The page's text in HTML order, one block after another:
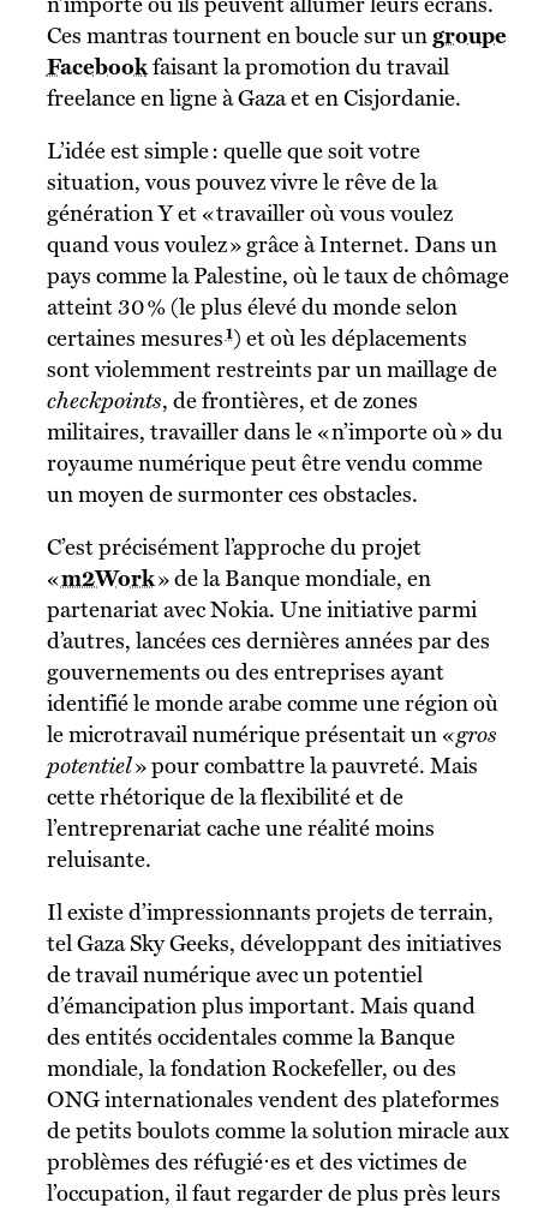
Ces mantras tournent en boucle sur ungroupe
Facebookfaisant la promotion du travail
freelance en ligne à Gaza et en Cisjordanie.
L’idée est simple : quelle que soit votre
situation, vous pouvez vivre le rêve de la
génération Y et « travailler où vous voulez
quand vous voulez » grâce à Internet. Dans un
pays comme la Palestine, où le taux de chômage
atteint 30 % (le plus élevé du monde selon
certaines mesures1) et où les déplacements
sont violemment restreints par un maillage de
checkpoints, de frontières, et de zones
militaires, travailler dans le « n’importe où » du
royaume numérique peut être vendu comme
un moyen de surmonter ces obstacles.
C’est précisément l’approche du projet
«m2Work» de la Banque mondiale, en
partenariat avec Nokia. Une initiative parmi
d’autres, lancées ces dernières années par des
gouvernements ou des entreprises ayant
identifié le monde arabe comme une région où
le microtravail numérique présentait un «gros
potentiel» pour combattre la pauvreté. Mais
cette rhétorique de la flexibilité et de
l’entreprenariat cache une réalité moins
reluisante.
Il existe d’impressionnants projets de terrain,
tel Gaza Sky Geeks, développant des initiatives
de travail numérique avec un potentiel
d’émancipation plus important. Mais quand
des entités occidentales comme la Banque
mondiale, la fondation Rockefeller, ou des
ONG internationales vendent des plateformes
de petits boulots comme la solution miracle aux
problèmes des réfugié⋅es et des victimes de
l’occupation, il faut regarder de plus près leurs